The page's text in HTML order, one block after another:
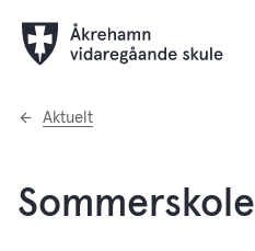
Du
Aktuelt
Sommerskole